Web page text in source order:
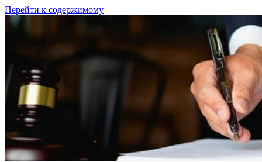
Перейти к содержимому